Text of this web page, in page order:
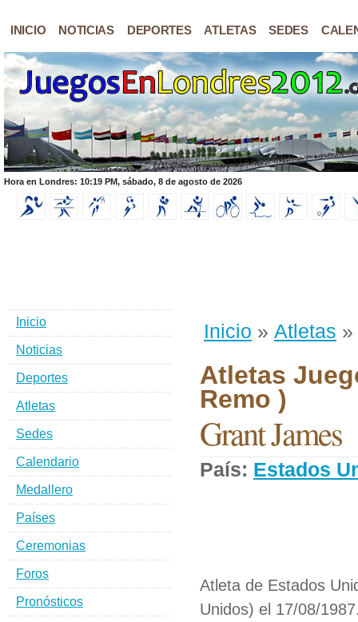
INICIO NOTICIAS DEPORTES ATLETAS SEDES
Hora en Londres: 10:19 PM, sábado, 8 de agosto de 2026
Inicio » Atletas »
Atletas
Remo )
Grant James
País: Estados
Atleta de Estados
Unidos) el 17/08/
Inicio
Noticias
Deportes
Atletas
Sedes
Calendario
Medallero
Países
Ceremonias
Foros
Pronósticos